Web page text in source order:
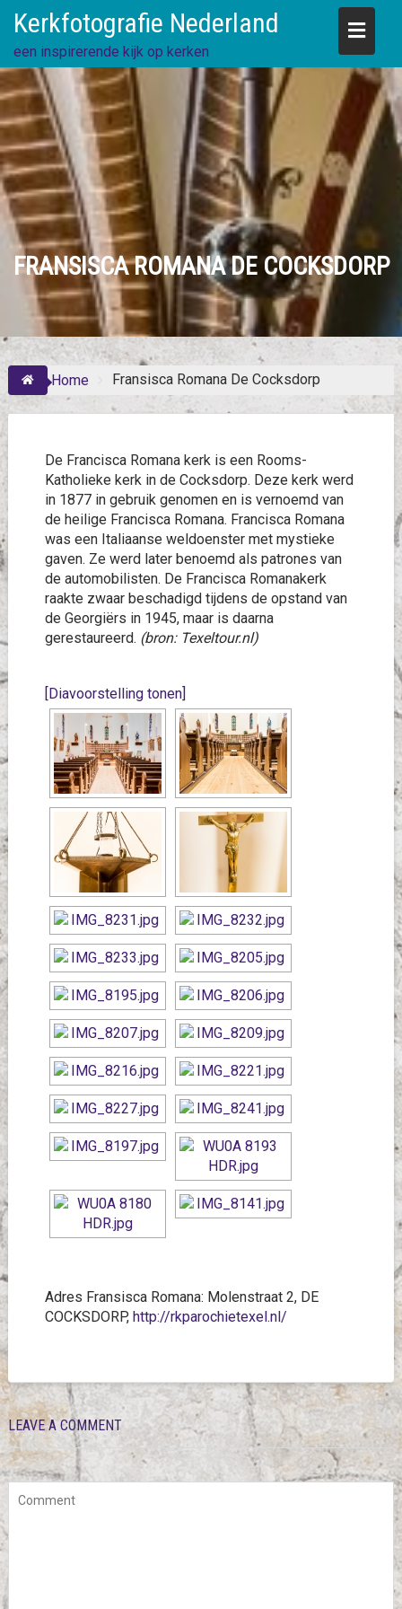
content
Kerkfotografie Nederland
een inspirerende kijk op kerken
FRANSISCA ROMANA DE COCKSDORP
Home Fransisca Romana De Cocksdorp
De Francisca Romana kerk is een Rooms-
Katholieke kerk in de Cocksdorp. Deze kerk werd
in 1877 in gebruik genomen en is vernoemd van
de heilige Francisca Romana. Francisca Romana
was een Italiaanse weldoenster met mystieke
gaven. Ze werd later benoemd als patrones van
de automobilisten. De Francisca Romanakerk
raakte zwaar beschadigd tijdens de opstand van
de Georgiërs in 1945, maar is daarna
gerestaureerd. (bron: Texeltour.nl)
[Diavoorstelling tonen]
Adres Fransisca Romana: Molenstraat 2, DE
COCKSDORP, http://rkparochietexel.nl/
LEAVE A COMMENT